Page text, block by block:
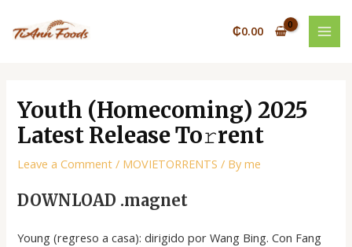
content
₵0.00
Youth (Homecoming) 2025
Latest Release To𝚛rent
Leave a Comment / MOVIETORRENTS / Byme
DOWNLOAD .magnet
Young (regreso a casa): dirigido por Wang Bing. Con Fang
navigation